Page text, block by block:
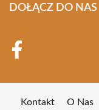
DOŁĄCZ DO NAS
Kontakt O Nas